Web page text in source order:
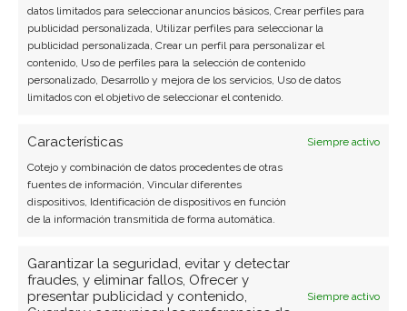
datos limitados para seleccionar anuncios básicos, Crear perfiles para
publicidad personalizada, Utilizar perfiles para seleccionar la
publicidad personalizada, Crear un perfil para personalizar el
contenido, Uso de perfiles para la selección de contenido
personalizado, Desarrollo y mejora de los servicios, Uso de datos
limitados con el objetivo de seleccionar el contenido.
Características
Siempre activo
Cotejo y combinación de datos procedentes de otras
fuentes de información, Vincular diferentes
dispositivos, Identificación de dispositivos en función
de la información transmitida de forma automática.
Garantizar la seguridad, evitar y detectar
fraudes, y eliminar fallos, Ofrecer y
presentar publicidad y contenido,
Siempre activo
Ingeniero de software convertido en escritor
tecnológico. Analiza las últimas tendencias en
hardware, software empresarial y computación en
la nube.